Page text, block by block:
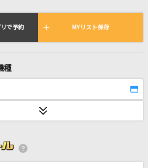
イムで歌われている曲の一覧
で予約 MYリスト保存
種